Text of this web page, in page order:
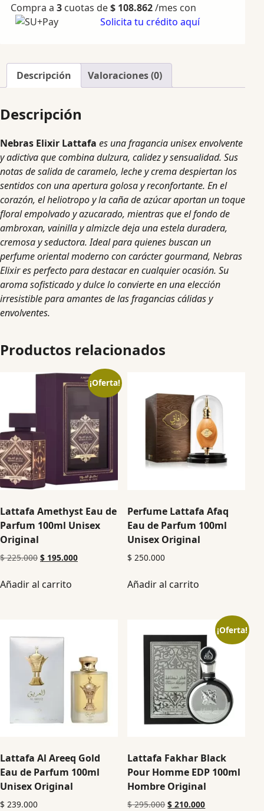
Compra a 3 cuotas de$ 108.862/mes con
Solicita tu crédito aquí
Descripción Valoraciones (0)
Descripción
Nebras Elixir Lattafa es una fragancia unisex envolvente
y adictiva que combina dulzura, calidez y sensualidad. Sus
notas de salida de caramelo, leche y crema despiertan los
sentidos con una apertura golosa y reconfortante. En el
corazón, el heliotropo y la caña de azúcar aportan un toque
floral empolvado y azucarado, mientras que el fondo de
ambroxan, vainilla y almizcle deja una estela duradera,
cremosa y seductora. Ideal para quienes buscan un
perfume oriental moderno con carácter gourmand, Nebras
Elixir es perfecto para destacar en cualquier ocasión. Su
aroma sofisticado y dulce lo convierte en una elección
irresistible para amantes de las fragancias cálidas y
envolventes.
Productos relacionados
¡Oferta!
Lattafa Amethyst Eau de
Parfum 100ml Unisex
Original
$225.000 $ 195.000
Añadir al carrito
Perfume Lattafa Afaq
Eau de Parfum 100ml
Unisex Original
$ 250.000
Añadir al carrito
Lattafa Al Areeq Gold
Eau de Parfum 100ml
Unisex Original
$ 239.000
¡Oferta!
Lattafa Fakhar Black
Pour Homme EDP 100ml
Hombre Original
$295.000 $ 210.000